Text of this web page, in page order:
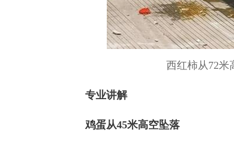
西红柿从72米
专业讲解
鸡蛋从45米高空坠落